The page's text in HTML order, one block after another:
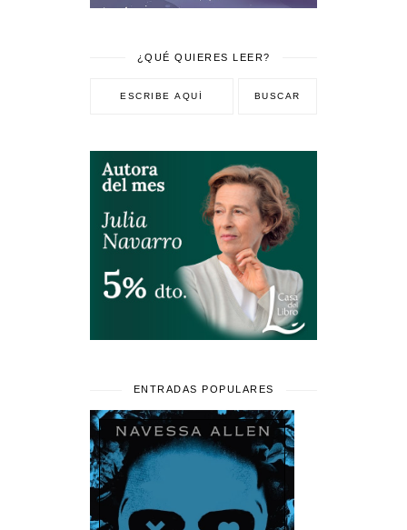
¿QUÉ QUIERES LEER?
ENTRADAS POPULARES